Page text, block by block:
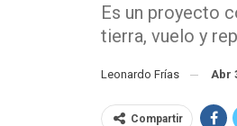
Es un proyecto
tierra, vuelo y
Leonardo Frías Abr
Compartir